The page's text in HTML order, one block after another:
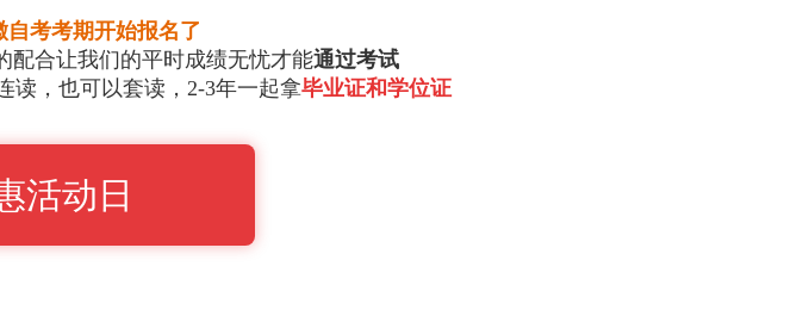
自考考期开始报名了
配合让我们的平时成绩无忧才能通过考试
读，也可以套读，2-3年一起拿毕业证和学位证
活动日